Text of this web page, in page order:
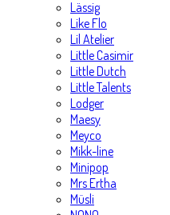
Lässig
Like Flo
Lil Atelier
Little Casimir
Little Dutch
Little Talents
Lodger
Maesy
Meyco
Mikk-line
Minipop
Mrs Ertha
Müsli